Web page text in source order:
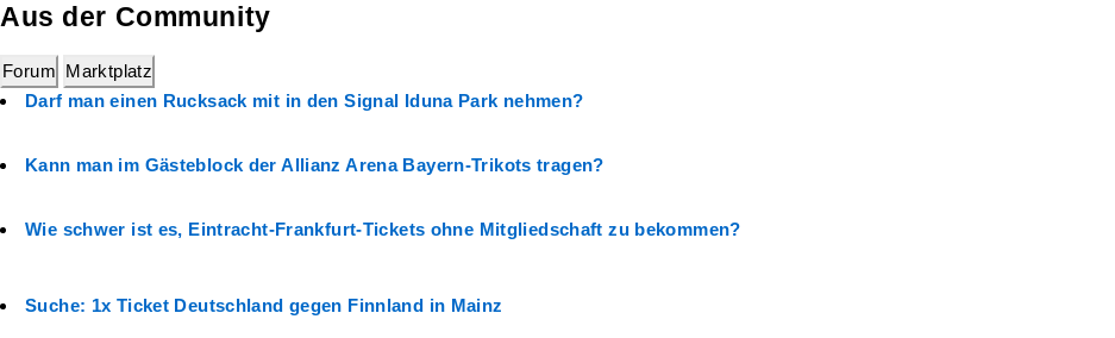
Aus der Community
Forum Marktplatz
Darf man einen Rucksack mit in den Signal Iduna Park nehmen?
Kann man im Gästeblock der Allianz Arena Bayern-Trikots tragen?
Wie schwer ist es, Eintracht-Frankfurt-Tickets ohne Mitgliedschaft zu bekommen?
Suche: 1x Ticket Deutschland gegen Finnland in Mainz